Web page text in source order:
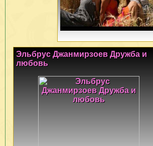
Эльбрус Джанмирзоев Дружба и
любовь